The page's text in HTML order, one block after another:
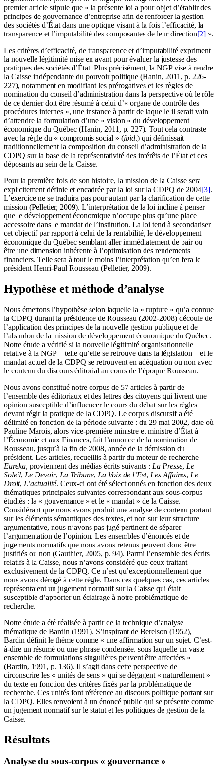
premier article stipule que « la présente loi a pour objet d’établir des
principes de gouvernance d’entreprise afin de renforcer la gestion
des sociétés d’État dans une optique visant à la fois l’efficacité, la
transparence et l’imputabilité des composantes de leur direction[2] ».
Les critères d’efficacité, de transparence et d’imputabilité expriment
la nouvelle légitimité mise en avant pour évaluer la justesse des
pratiques des sociétés d’État. Plus précisément, la NGP vise à rendre
la Caisse indépendante du pouvoir politique (Hanin, 2011, p. 226-
227), notamment en modifiant les prérogatives et les règles de
nomination du conseil d’administration dans la perspective où le rôle
de ce dernier doit être résumé à celui d’« organe de contrôle des
procédures internes », une instance à partir de laquelle il serait vain
d’attendre la formulation d’une « vision » du développement
économique du Québec (Hanin, 2011, p. 227). Tout cela contraste
avec la règle du « compromis social » (ibid.) qui définissait
traditionnellement la composition du conseil d’administration de la
CDPQ sur la base de la représentativité des intérêts de l’État et des
déposants au sein de la Caisse.
Pour la première fois de son histoire, la mission de la Caisse sera
explicitement définie et encadrée par la loi sur la CDPQ de 2004[3].
L’exercice ne se traduira pas pour autant par la clarification de cette
mission (Pelletier, 2009). L’interprétation de la loi incline à penser
que le développement économique n’occupe plus qu’une place
accessoire dans le mandat de l’institution. La loi tend à secondariser
cet objectif par rapport à celui de la rentabilité, le développement
économique du Québec semblant aller immédiatement de pair ou
être une dimension inhérente à l’optimisation des rendements
financiers. Telle sera à tout le moins l’interprétation qu’en fera le
président Henri-Paul Rousseau (Pelletier, 2009).
Hypothèse et méthode d’analyse
Nous émettons l’hypothèse selon laquelle la « rupture » qu’a connue
la CDPQ durant la présidence de Rousseau (2002-2008) découle de
l’application des principes de la nouvelle gestion publique et de
l’abandon de la mission de développement économique du Québec.
Notre étude a vérifié si la nouvelle légitimité organisationnelle
relative à la NGP – telle qu’elle se retrouve dans la législation – et le
mandat actuel de la CDPQ se retrouvent en adéquation ou non avec
le contenu du discours éditorial au cours de l’époque Rousseau.
Nous avons constitué notre corpus de 57 articles à partir de
l’ensemble des éditoriaux et des lettres des citoyens qui livrent une
opinion susceptible d’influencer le cours du débat sur les règles
devant régir la pratique de la CDPQ. Le corpus discursif a été
délimité en fonction de la période suivante : du 29 mai 2002, date où
Pauline Marois, alors vice-première ministre et ministre d’État à
l’Économie et aux Finances, fait l’annonce de la nomination de
Rousseau, jusqu’à la fin de 2008, année de la démission du
président. Les articles, recueillis à partir du moteur de recherche
Eureka, proviennent des médias écrits suivants : La Presse, Le
Soleil, Le Devoir, La Tribune, La Voix de l’Est, Les Affaires, Le
Droit, L’actualité. Ceux-ci ont été sélectionnés en fonction des deux
thématiques principales suivantes correspondant aux sous-corpus
étudiés : la « gouvernance » et le « mandat » de la Caisse.
Considérant que nous avons produit une analyse de contenu portant
sur les éléments sémantiques des textes, et non sur leur structure
argumentative, nous n’avons pas jugé pertinent de séparer
l’argumentation de l’opinion. Les ensembles d’énoncés et de
jugements normatifs que nous avons retenus peuvent donc être
justifiés ou non (Gauthier, 2005, p. 94). Parmi l’ensemble des écrits
relatifs à la Caisse, nous n’avons considéré que ceux traitant
exclusivement de la CDPQ. Ce n’est qu’exceptionnellement que
nous avons dérogé à cette règle. Dans ces quelques cas, ces articles
représentaient un jugement normatif sur la Caisse qui était
susceptible d’apporter un éclairage à notre problématique de
recherche.
Notre étude a été réalisée à partir de la technique d’analyse
thématique de Bardin (1991). S’inspirant de Berelson (1952),
Bardin définit le thème comme « une affirmation sur un sujet. C’est-
à-dire un résumé ou une phrase condensée, sous laquelle un vaste
ensemble de formulations singulières peuvent être affectées »
(Bardin, 1991, p. 136). Il s’agit dans cette perspective de
circonscrire les « unités de sens » qui se dégagent « naturellement »
du texte en fonction des critères fixés par la problématique de
recherche. Ces unités font référence au discours politique portant sur
la CDPQ. Elles renvoient à un énoncé public qui se présente comme
un jugement normatif sur le statut et les politiques de gestion de la
Caisse.
Résultats
Analyse du sous-corpus « gouvernance »